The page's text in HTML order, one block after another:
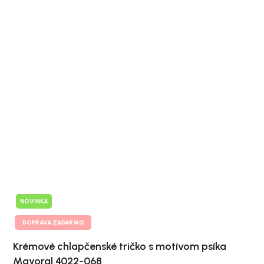
NOVINKA
DOPRAVA ZADARMO
Krémové chlapčenské tričko s motívom psíka
Mayoral 4022-068